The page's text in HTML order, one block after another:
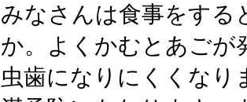
みなさんは食事をする
か。よくかむとあごが
虫歯になりにくくなり